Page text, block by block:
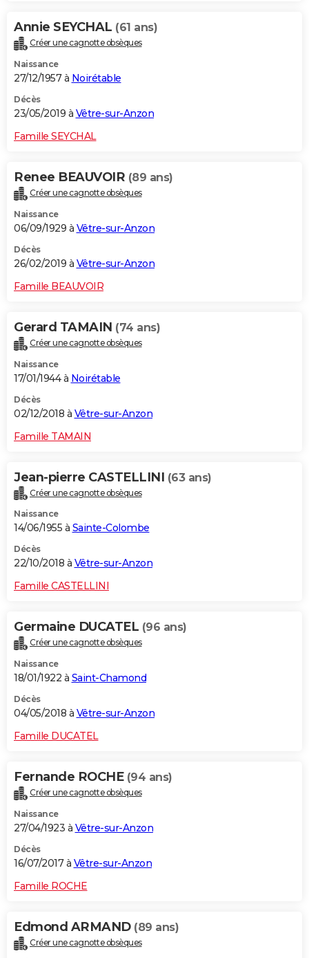
Annie SEYCHAL (61 ans)
Créer une cagnotte obsèques
Naissance
27/12/1957 à Noirétable
Décès
23/05/2019 à Vêtre-sur-Anzon
Famille SEYCHAL
Renee BEAUVOIR (89 ans)
Créer une cagnotte obsèques
Naissance
06/09/1929 à Vêtre-sur-Anzon
Décès
26/02/2019 à Vêtre-sur-Anzon
Famille BEAUVOIR
Gerard TAMAIN (74 ans)
Créer une cagnotte obsèques
Naissance
17/01/1944 à Noirétable
Décès
02/12/2018 à Vêtre-sur-Anzon
Famille TAMAIN
Jean-pierre CASTELLINI (63 ans)
Créer une cagnotte obsèques
Naissance
14/06/1955 à Sainte-Colombe
Décès
22/10/2018 à Vêtre-sur-Anzon
Famille CASTELLINI
Germaine DUCATEL (96 ans)
Créer une cagnotte obsèques
Naissance
18/01/1922 à Saint-Chamond
Décès
04/05/2018 à Vêtre-sur-Anzon
Famille DUCATEL
Fernande ROCHE (94 ans)
Créer une cagnotte obsèques
Naissance
27/04/1923 à Vêtre-sur-Anzon
Décès
16/07/2017 à Vêtre-sur-Anzon
Famille ROCHE
Edmond ARMAND (89 ans)
Créer une cagnotte obsèques